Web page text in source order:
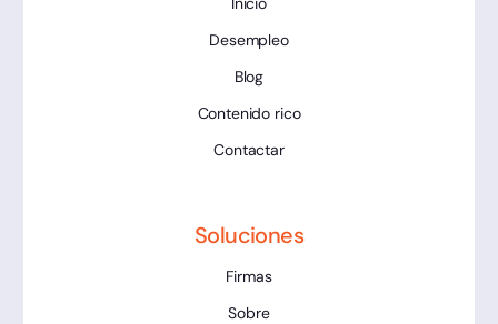
Desempleo
Blog
Contenido rico
Contactar
Soluciones
Firmas
Sobre